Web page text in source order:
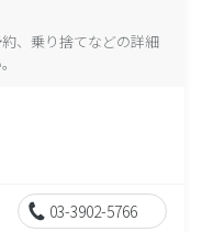
、乗り捨てなどの詳細
03-3902-5766